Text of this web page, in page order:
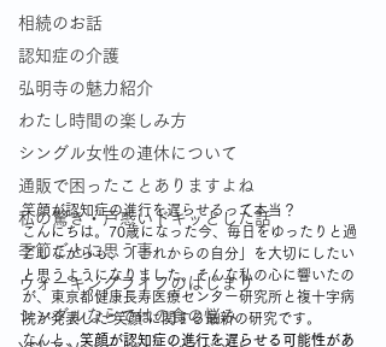
相続のお話
認知症の介護
弘明寺の魅力紹介
わたし時間の楽しみ方
シングル女性の連休について
通販で困ったことありますよね
私の驚き・戸惑いドキッとした話
季節ごとに思う事
ウォーキングライフのはじまり
シングルならではの食の悩み
笑顔が認知症の進行を遅らせるって本当？
こんにちは。70歳になった今、毎日をゆったりと過
ごしながらも、「これからの自分」を大切にしたい
と思うようになりました。そんな私の心に響いたの
が、東京都健康長寿医療センター研究所と複十字病
院が発表した“笑顔”に関する最新の研究です。
なんと、笑顔が認知症の進行を遅らせる可能性があ